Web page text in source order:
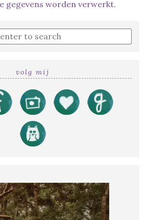
gegevens worden verwerkt.
volg mij